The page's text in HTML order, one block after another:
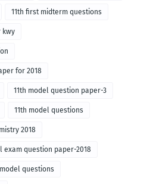
11th first midterm questions
kwy
for 2018
11th model question paper-3
11th model questions
2018
exam question paper-2018
questions